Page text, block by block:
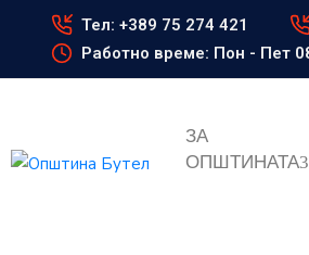
Тел: +389 75 274 421
Работно време: Пон - Пет
ЗА
ОПШТИНАТА